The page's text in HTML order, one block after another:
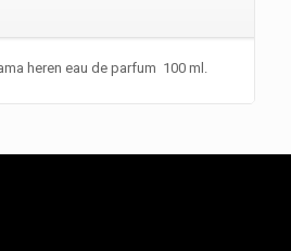
heren eau de parfum 100 ml.